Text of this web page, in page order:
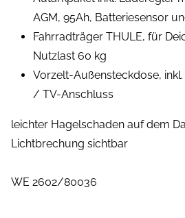
AGM, 95Ah, Batteriesensor
Fahrradträger THULE, für
Nutzlast 60 kg
Vorzelt-Außensteckdose,
/ TV-Anschluss
leichter Hagelschaden auf dem
Lichtbrechung sichtbar
WE 2602/80036